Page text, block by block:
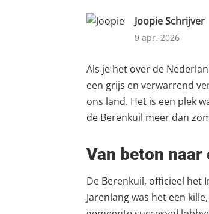
Joopie Schrijver
9 apr. 2026
Als je het over de
een grijs en verwarrend
ons land. Het is een plek
de Berenkuil meer dan
Van beton
De Berenkuil, officieel het
Jarenlang was het een